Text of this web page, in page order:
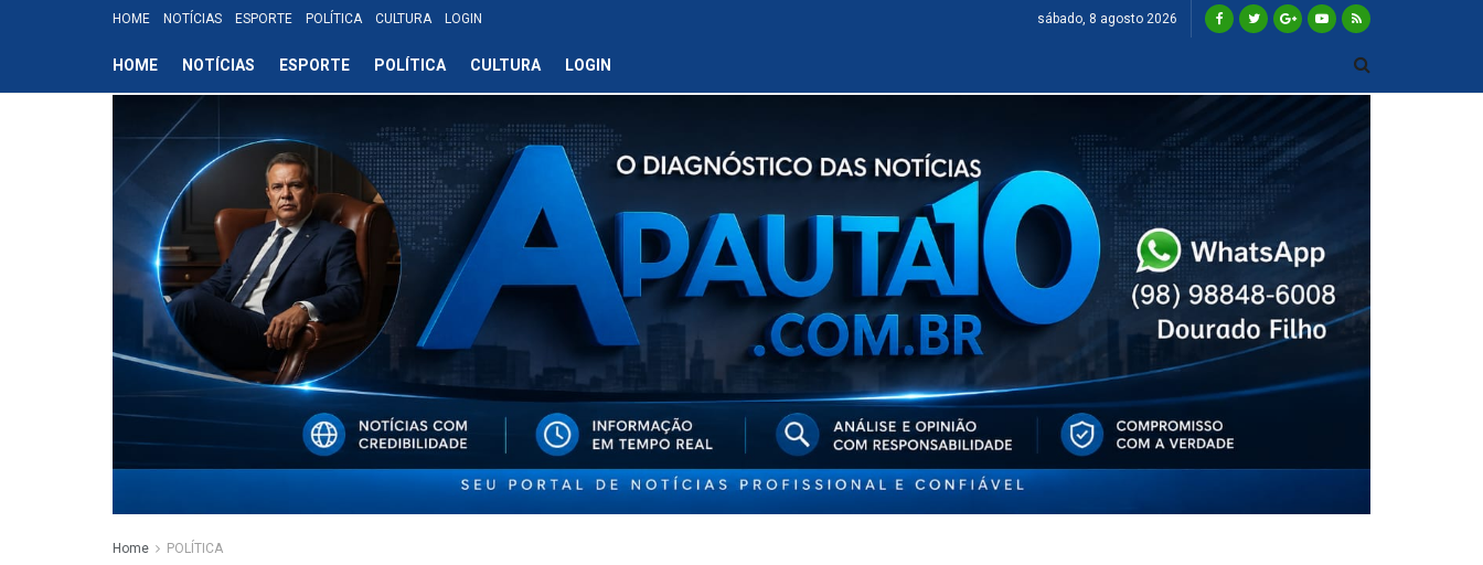
HOME NOTÍCIAS ESPORTE POLÍTICA CULTURA LOGIN sábado, 8 agosto 2026
HOME NOTÍCIAS ESPORTE POLÍTICA CULTURA LOGIN
Home POLÍTICA